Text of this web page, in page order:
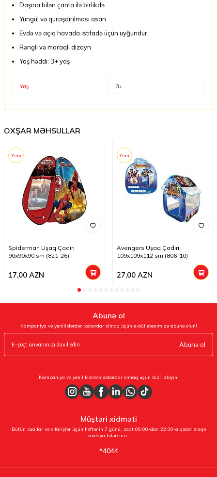
Daşına bilən çanta ilə birlikdə
Yüngül və quraşdırılması asan
Evdə və açıq havada istifadə üçün uyğundur
Rəngli və maraqlı dizayn
Yaş həddi: 3+ yaş
Yaş 3+
OXŞAR MƏHSULLAR
Yeni
Spiderman Uşaq Çadırı
90x90x90 sm (821-26)
17,00 AZN
Yeni
Avengers Uşaq Çadırı
109x109x112 sm (806-10)
27,00AZN
Abunə ol
Kampaniya və yeniliklərdən xəbərdar olmaq üçün e-bülletenimizə abunə olun!
Abunə ol
Kampaniya və yeniliklərdən xəbərdar olmaq üçün bizi izləyin.
Müştəri xidməti
Bütün suallar və sifarişlər üçün həftənin 7 günü, saat 09:00-dan 22:00-a qədər əlaqə
saxlaya bilərsiniz.
*4044